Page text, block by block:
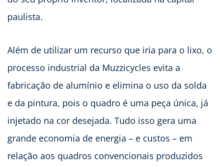
paulista.
Além de utilizar um recurso que iria para o lixo, o
processo industrial da Muzzicycles evita a
fabricação de alumínio e elimina o uso da solda
e da pintura, pois o quadro é uma peça única, já
injetado na cor desejada. Tudo isso gera uma
grande economia de energia – e custos – em
relação aos quadros convencionais produzidos